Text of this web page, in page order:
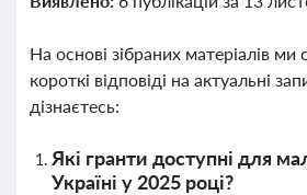
На основі зібраних матеріалів
короткі відповіді на актуальні
дізнаєтесь:
Які гранти доступні для
Україні у 2025 році?